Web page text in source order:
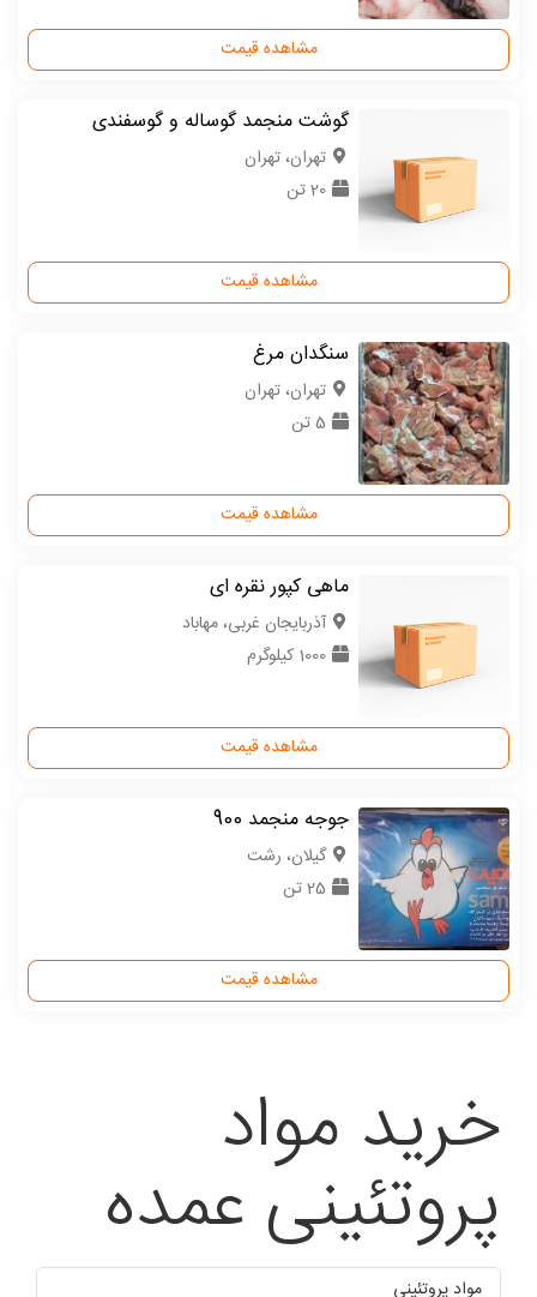
مشاهده قیمت
گوشت منجمد گوساله و گوسفندی
تهران، تهران
20 تن
مشاهده قیمت
سنگدان مرغ
تهران، تهران
5 تن
مشاهده قیمت
ماهی کپور نقره ای
آذربایجان غربی، مهاباد
1000 کیلوگرم
مشاهده قیمت
جوجه منجمد 900
گیلان، رشت
25 تن
مشاهده قیمت
خرید مواد
پروتئینی عمده
مواد پروتئینی